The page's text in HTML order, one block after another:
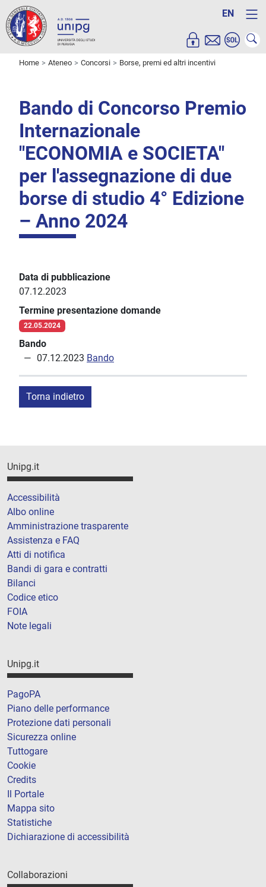
EN
Home Ateneo Concorsi Borse, premi ed altri incentivi
Bando di Concorso Premio
Internazionale
"ECONOMIA e SOCIETA"
per l'assegnazione di due
borse di studio 4° Edizione
– Anno 2024
Data di pubblicazione
07.12.2023
Termine presentazione domande
22.05.2024
Bando
07.12.2023 Bando
Torna indietro
Unipg.it
Accessibilità
Albo online
Amministrazione trasparente
Assistenza e FAQ
Atti di notifica
Bandi di gara e contratti
Bilanci
Codice etico
FOIA
Note legali
Unipg.it
PagoPA
Piano delle performance
Protezione dati personali
Sicurezza online
Tuttogare
Cookie
Credits
Il Portale
Mappa sito
Statistiche
Dichiarazione di accessibilità
Collaborazioni